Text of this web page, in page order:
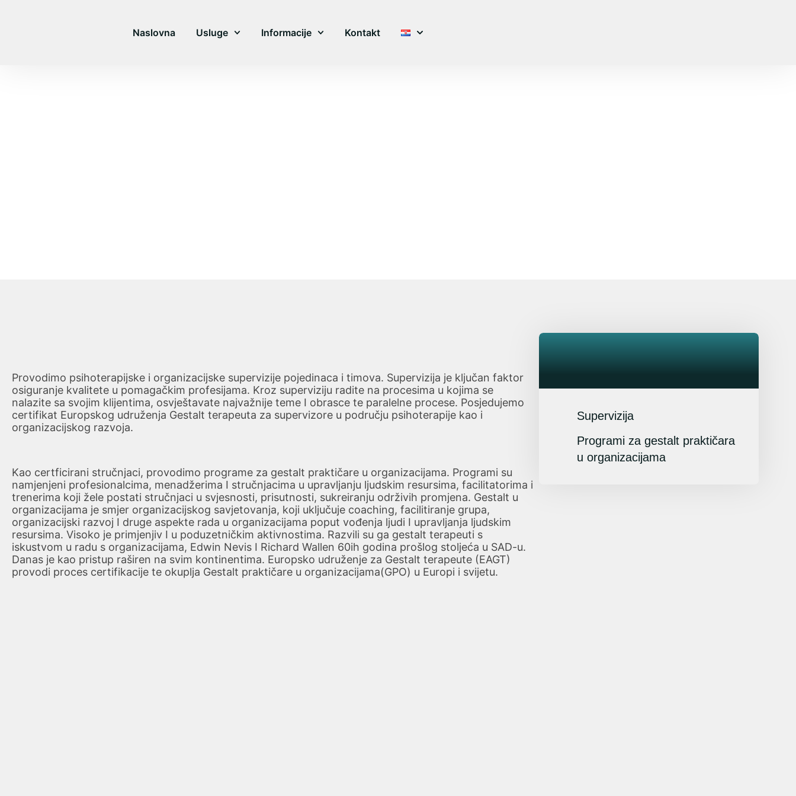
Naslovna Usluge Informacije Kontakt
Provodimo psihoterapijske i organizacijske supervizije pojedinaca i timova. Supervizija je ključan faktor
osiguranje kvalitete u pomagačkim profesijama. Kroz superviziju radite na procesima u kojima se
nalazite sa svojim klijentima, osvještavate najvažnije teme I obrasce te paralelne procese. Posjedujemo
certifikat Europskog udruženja Gestalt terapeuta za supervizore u području psihoterapije kao i
organizacijskog razvoja.
Kao certficirani stručnjaci, provodimo programe za gestalt praktičare u organizacijama. Programi su
namjenjeni profesionalcima, menadžerima I stručnjacima u upravljanju ljudskim resursima, facilitatorima i
trenerima koji žele postati stručnjaci u svjesnosti, prisutnosti, sukreiranju održivih promjena. Gestalt u
organizacijama je smjer organizacijskog savjetovanja, koji uključuje coaching, facilitiranje grupa,
organizacijski razvoj I druge aspekte rada u organizacijama poput vođenja ljudi I upravljanja ljudskim
resursima. Visoko je primjenjiv I u poduzetničkim aktivnostima. Razvili su ga gestalt terapeuti s
iskustvom u radu s organizacijama, Edwin Nevis I Richard Wallen 60ih godina prošlog stoljeća u SAD-u.
Danas je kao pristup raširen na svim kontinentima. Europsko udruženje za Gestalt terapeute (EAGT)
provodi proces certifikacije te okuplja Gestalt praktičare u organizacijama(GPO) u Europi i svijetu.
Supervizija
Programi za gestalt praktičara
u organizacijama